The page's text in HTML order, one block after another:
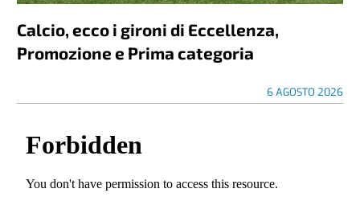
Calcio, ecco i gironi di Eccellenza,
Promozione e Prima categoria
6 AGOSTO 2026